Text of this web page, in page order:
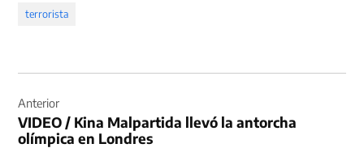
terrorista
de
entradas
Anterior
VIDEO / Kina Malpartida llevó la antorcha
olímpica en Londres